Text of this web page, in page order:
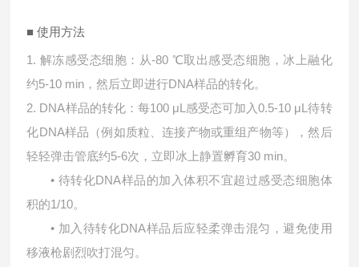
■ 使用方法
1. 解冻感受态细胞：从-80 ℃取出感受态细胞，冰上融化
约5-10 min，然后立即进行DNA样品的转化。
2. DNA样品的转化：每100 μL感受态可加入0.5-10 μL待转
化DNA样品（例如质粒、连接产物或重组产物等），然后
轻轻弹击管底约5-6次，立即冰上静置孵育30 min。
• 待转化DNA样品的加入体积不宜超过感受态细胞体
积的1/10。
• 加入待转化DNA样品后应轻柔弹击混匀，避免使用
移液枪剧烈吹打混匀。